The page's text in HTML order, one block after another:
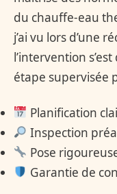
du chauffe-eau
j’ai vu lors d’une
l’intervention
étape supervisée
Planification
Inspection
Pose
Garantie de